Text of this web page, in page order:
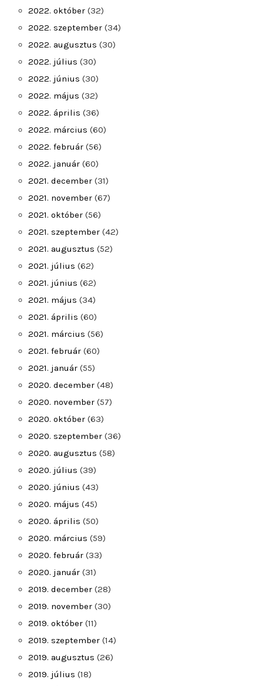
2022. október (32)
2022. szeptember (34)
2022. augusztus (30)
2022. július (30)
2022. június (30)
2022. május (32)
2022. április (36)
2022. március (60)
2022. február (56)
2022. január (60)
2021. december (31)
2021. november (67)
2021. október (56)
2021. szeptember (42)
2021. augusztus (52)
2021. július (62)
2021. június (62)
2021. május (34)
2021. április (60)
2021. március (56)
2021. február (60)
2021. január (55)
2020. december (48)
2020. november (57)
2020. október (63)
2020. szeptember (36)
2020. augusztus (58)
2020. július (39)
2020. június (43)
2020. május (45)
2020. április (50)
2020. március (59)
2020. február (33)
2020. január (31)
2019. december (28)
2019. november (30)
2019. október (11)
2019. szeptember (14)
2019. augusztus (26)
2019. július (18)